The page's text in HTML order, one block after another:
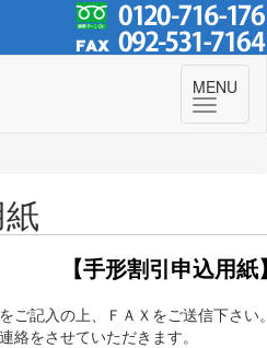
MENU
【手形割引申込用紙
ご記入の上、ＦＡＸをご送信下さい
絡をさせていただきます。